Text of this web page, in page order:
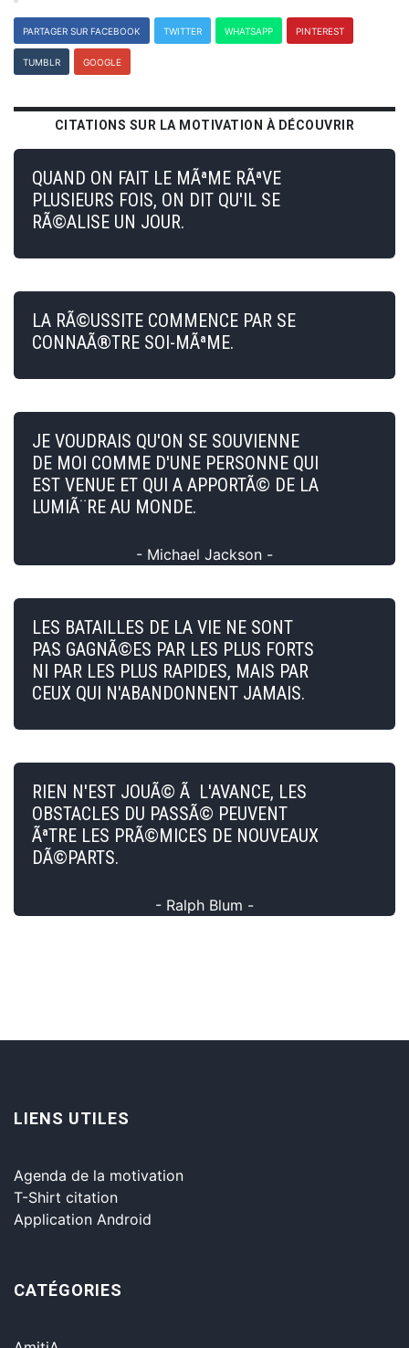
PARTAGER SUR FACEBOOK TWITTER WHATSAPP PINTEREST
TUMBLR GOOGLE
CITATIONS SUR LA MOTIVATION À DÉCOUVRIR
QUAND ON FAIT LE MÃªME RÃªVE
PLUSIEURS FOIS, ON DIT QU'IL SE
RÃ©ALISE UN JOUR.
LA RÃ©USSITE COMMENCE PAR SE
CONNAÃ®TRE SOI-MÃªME.
JE VOUDRAIS QU'ON SE SOUVIENNE
DE MOI COMME D'UNE PERSONNE QUI
EST VENUE ET QUI A APPORTÃ© DE LA
LUMIÃ¨RE AU MONDE.
- Michael Jackson -
LES BATAILLES DE LA VIE NE SONT
PAS GAGNÃ©ES PAR LES PLUS FORTS
NI PAR LES PLUS RAPIDES, MAIS PAR
CEUX QUI N'ABANDONNENT JAMAIS.
RIEN N'EST JOUÃ© Ã L'AVANCE, LES
OBSTACLES DU PASSÃ© PEUVENT
ÃªTRE LES PRÃ©MICES DE NOUVEAUX
DÃ©PARTS.
- Ralph Blum -
LIENS UTILES
Agenda de la motivation
T-Shirt citation
Application Android
CATÉGORIES